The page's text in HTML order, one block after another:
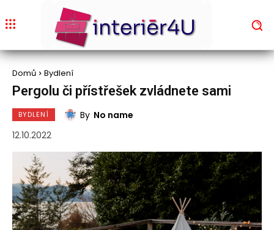
Domů Bydlení
Pergolu či přístřešek zvládnete sami
BYDLENÍ By No name
12.10.2022